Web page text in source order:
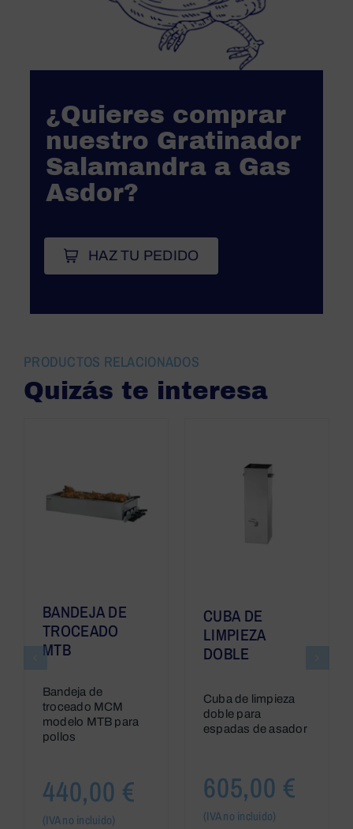
¿Quieres comprar
nuestro Gratinador
Salamandra a Gas
Asdor?
HAZ TU PEDIDO
PRODUCTOS RELACIONADOS
Quizás te interesa
BANDEJA DE
TROCEADO
MTB
Bandeja de
troceado MCM
modelo MTB para
pollos
440,00 €
(IVA no incluido)
CUBA DE
LIMPIEZA
DOBLE
Cuba de limpieza
doble para
espadas de asador
605,00 €
(IVA no incluido)